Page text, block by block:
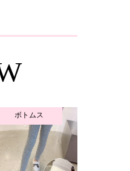
ボトムス